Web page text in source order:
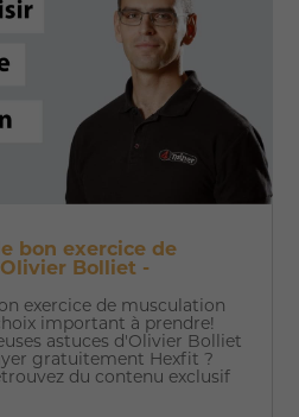
bon exercice de
Bolliet -
exercice de musculation
important à prendre!
astuces d'Olivier Bolliet
gratuitement Hexfit ?
du contenu exclusif